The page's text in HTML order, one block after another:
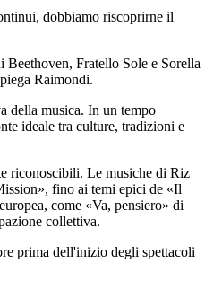
dobbiamo riscoprirne il
Fratello Sole e Sorella
Raimondi.
della musica. In un tempo
ideale tra culture, tradizioni e
riconoscibili. Le musiche di Riz
fino ai temi epici de «Il
come «Va, pensiero» di
collettiva.
prima dell'inizio degli spettacoli